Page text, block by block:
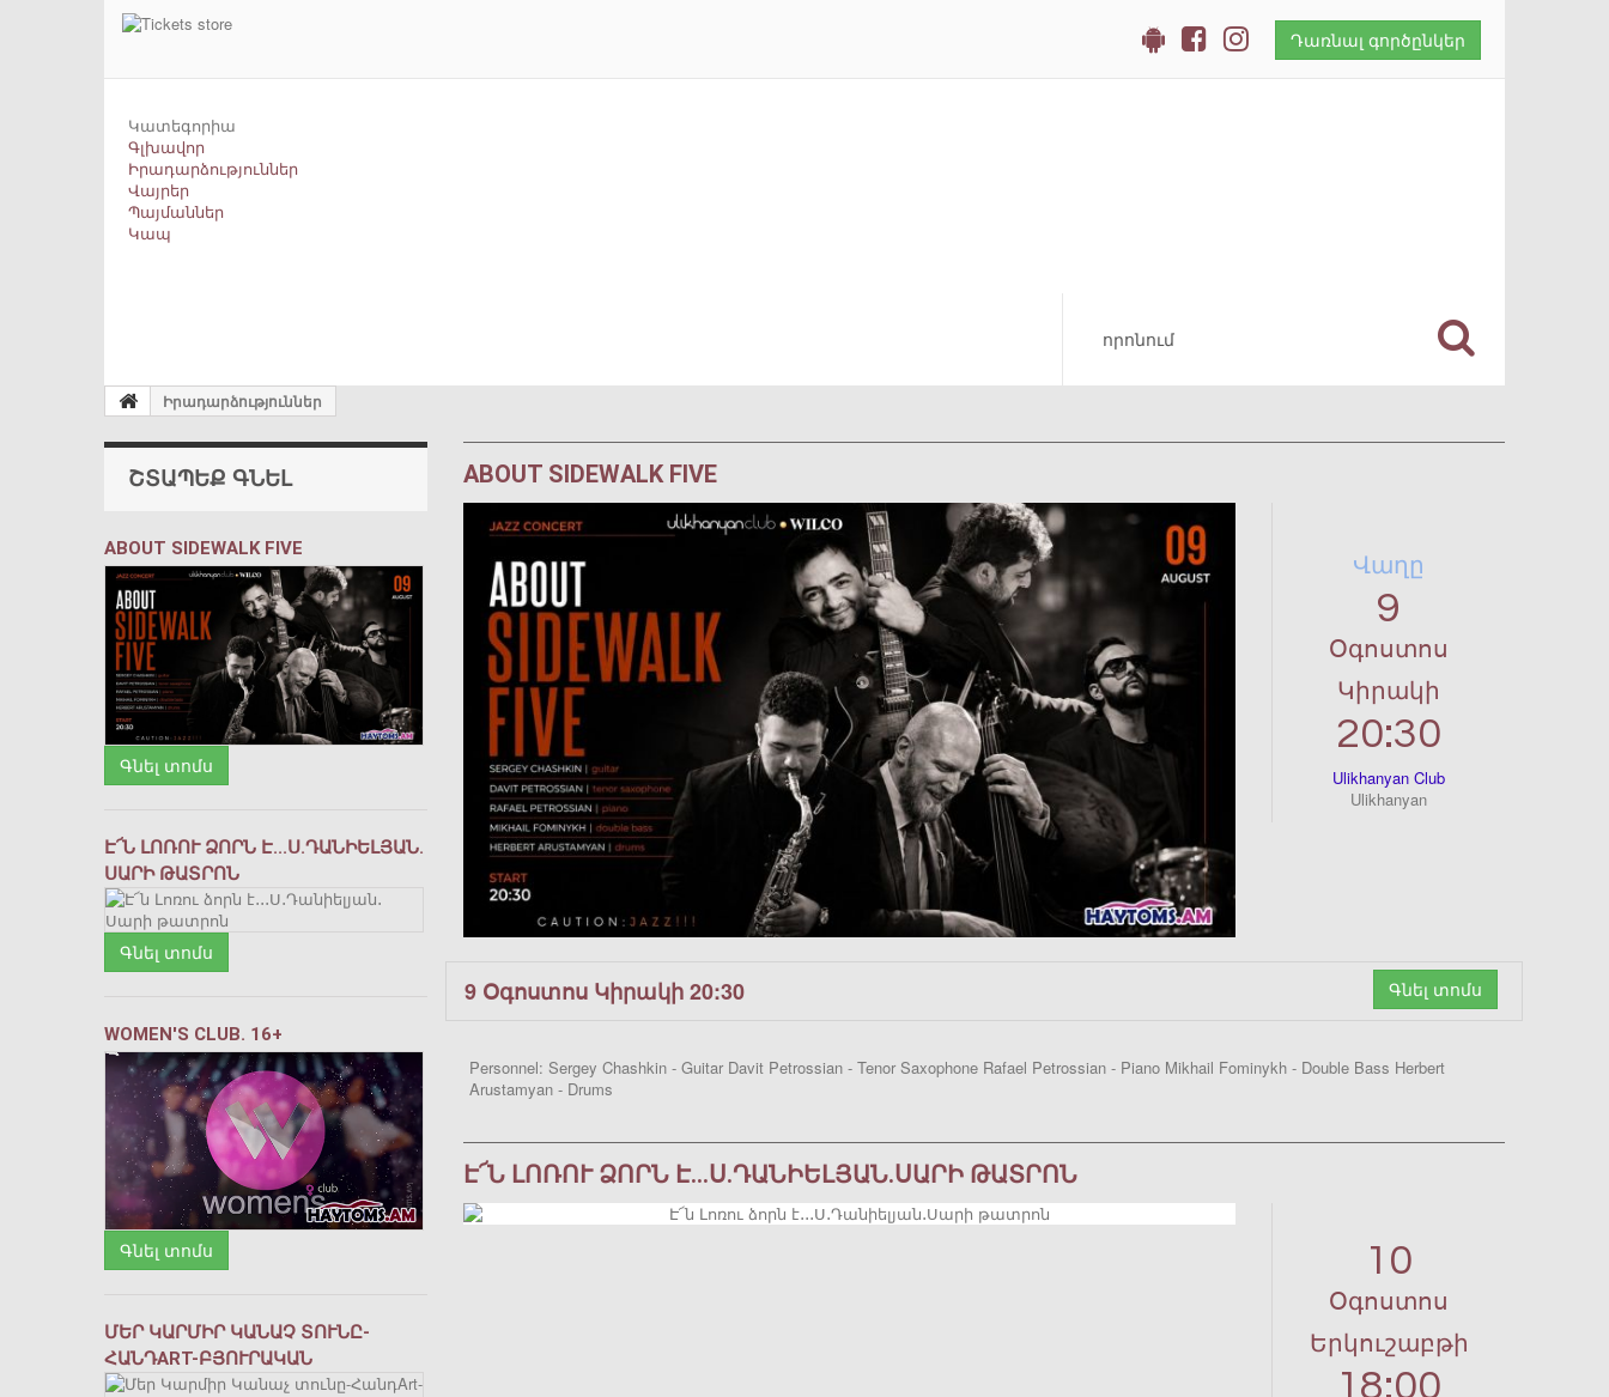
Դառնալ գործընկեր
Կատեգորիա
Գլխավոր
Իրադարձություններ
Վայրեր
Պայմաններ
Կապ
Իրադարձություններ
ՇՏԱՊԵՔ ԳՆԵԼ
ABOUT SIDEWALK FIVE
Գնել տոմս
Է՜Ն ԼՈՌՈՒ ՁՈՐՆ Է․․․Ս․ԴԱՆԻԵԼՅԱՆ․
ՍԱՐԻ ԹԱՏՐՈՆ
Գնել տոմս
WOMEN'S CLUB. 16+
Գնել տոմս
ՄԵՐ ԿԱՐՄԻՐ ԿԱՆԱՉ ՏՈՒՆԸ-
ՀԱՆԴART-ԲՅՈՒՐԱԿԱՆ
ABOUT SIDEWALK FIVE
Վաղը
9
Օգոստոս
Կիրակի
20:30
Ulikhanyan Club
Ulikhanyan
9 Օգոստոս Կիրակի 20:30 Գնել տոմս
Personnel: Sergey Chashkin - Guitar Davit Petrossian - Tenor Saxophone Rafael Petrossian - Piano Mikhail Fominykh - Double Bass Herbert
Arustamyan - Drums
Է՜Ն ԼՈՌՈՒ ՁՈՐՆ Է․․․Ս․ԴԱՆԻԵԼՅԱՆ․ՍԱՐԻ ԹԱՏՐՈՆ
10
Օգոստոս
Երկուշաբթի
18:00